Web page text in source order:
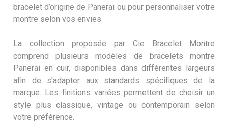
bracelet d’origine de Panerai ou pour personnaliser votre
montre selon vos envies.
La collection proposée par Cie Bracelet Montre
comprend plusieurs modèles de bracelets montre
Panerai en cuir, disponibles dans différentes largeurs
afin de s’adapter aux standards spécifiques de la
marque. Les finitions variées permettent de choisir un
style plus classique, vintage ou contemporain selon
votre préférence.